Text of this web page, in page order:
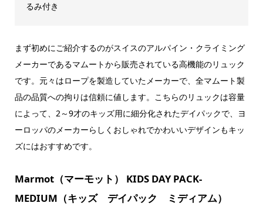
るみ付き
まず初めにご紹介するのがスイスのアルパイン・クライミング
メーカーであるマムートから販売されている高機能のリュック
です。元々はロープを製造していたメーカーで、全マムート製
品の品質への拘りは信頼に値します。こちらのリュックは容量
によって、2～9才のキッズ用に細分化されたデイパックで、ヨ
ーロッパのメーカーらしくおしゃれでかわいいデザインもキッ
ズにはおすすめです。
Marmot（マーモット） KIDS DAY PACK-
MEDIUM（キッズ デイパック ミディアム）